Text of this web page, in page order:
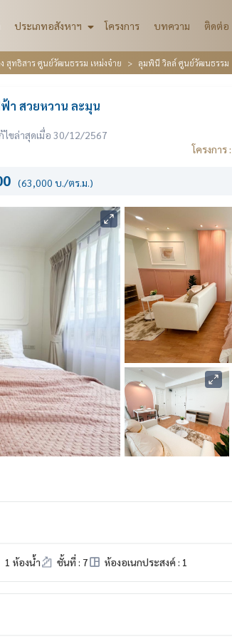
ประเภทอสังหาฯ โครงการ บทความ ติดต่อ
สุทธิสาร ศูนย์วัฒนธรรม เหม่งจ๋าย ลุมพินี วิลล์ ศูนย์วัฒนธรรม
า สวยหวาน ละมุน
ไขล่าสุดเมื่อ 30/12/2567
โครงกา
(63,000 บ./ตร.ม.)
1 ห้องน้ำ ชั้นที่ : 7 ห้องอเนกประสงค์ : 1